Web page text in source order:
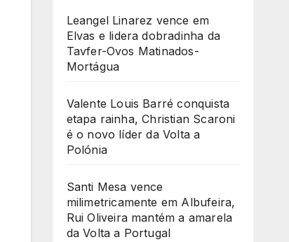
Leangel Linarez vence em
Elvas e lidera dobradinha da
Tavfer-Ovos Matinados-
Mortágua
Valente Louis Barré conquista
etapa rainha, Christian Scaroni
é o novo líder da Volta a
Polónia
Santi Mesa vence
milimetricamente em Albufeira,
Rui Oliveira mantém a amarela
da Volta a Portugal